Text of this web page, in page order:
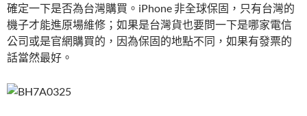
確定一下是否為台灣購買。iPhone 非全球保固，只有台灣的
機子才能進原場維修；如果是台灣貨也要問一下是哪家電信
公司或是官網購買的，因為保固的地點不同，如果有發票的
話當然最好。